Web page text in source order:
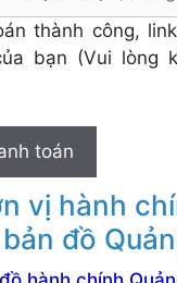
thành công,
bạn (Vui lòng
toán
vị hành
đồ